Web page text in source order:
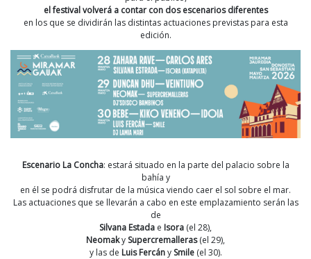
el festival volverá a contar con dos escenarios diferentes
en los que se dividirán las distintas actuaciones previstas para esta
edición.
Escenario La Concha: estará situado en la parte del palacio sobre la
bahía y
en él se podrá disfrutar de la música viendo caer el sol sobre el mar.
Las actuaciones que se llevarán a cabo en este emplazamiento serán las
de
Silvana Estada e Isora (el 28),
Neomaky Supercremalleras(el 29),
y las de Luis Fercány Smile(el 30).